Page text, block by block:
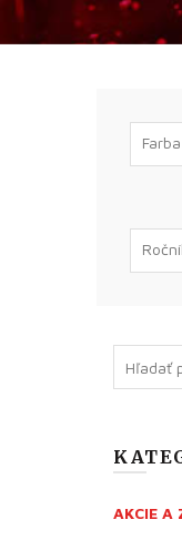
for:
AKCIE A